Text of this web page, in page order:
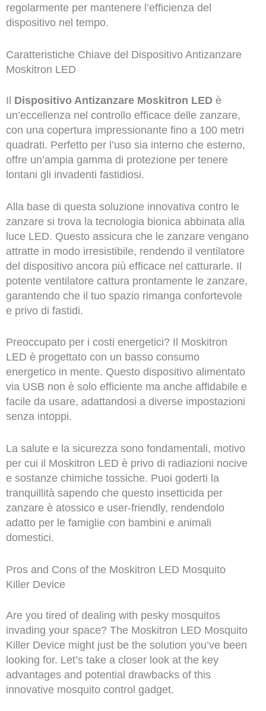
regolarmente per mantenere l’efficienza del
dispositivo nel tempo.
Caratteristiche Chiave del Dispositivo Antizanzare
Moskitron LED
Il Dispositivo Antizanzare Moskitron LEDè
un’eccellenza nel controllo efficace delle zanzare,
con una copertura impressionante fino a 100 metri
quadrati. Perfetto per l’uso sia interno che esterno,
offre un’ampia gamma di protezione per tenere
lontani gli invadenti fastidiosi.
Alla base di questa soluzione innovativa contro le
zanzare si trova la tecnologia bionica abbinata alla
luce LED. Questo assicura che le zanzare vengano
attratte in modo irresistibile, rendendo il ventilatore
del dispositivo ancora più efficace nel catturarle. Il
potente ventilatore cattura prontamente le zanzare,
garantendo che il tuo spazio rimanga confortevole
e privo di fastidi.
Preoccupato per i costi energetici? Il Moskitron
LED è progettato con un basso consumo
energetico in mente. Questo dispositivo alimentato
via USB non è solo efficiente ma anche affidabile e
facile da usare, adattandosi a diverse impostazioni
senza intoppi.
La salute e la sicurezza sono fondamentali, motivo
per cui il Moskitron LED è privo di radiazioni nocive
e sostanze chimiche tossiche. Puoi goderti la
tranquillità sapendo che questo insetticida per
zanzare è atossico e user-friendly, rendendolo
adatto per le famiglie con bambini e animali
domestici.
Pros and Cons of the Moskitron LED Mosquito
Killer Device
Are you tired of dealing with pesky mosquitos
invading your space? The Moskitron LED Mosquito
Killer Device might just be the solution you’ve been
looking for. Let’s take a closer look at the key
advantages and potential drawbacks of this
innovative mosquito control gadget.